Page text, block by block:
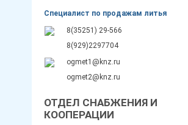
Специалист по продажам литья
8(35251) 29-566
8(929)2297704
ogmet1@knz.ru
ogmet2@knz.ru
ОТДЕЛ СНАБЖЕНИЯ И
КООПЕРАЦИИ